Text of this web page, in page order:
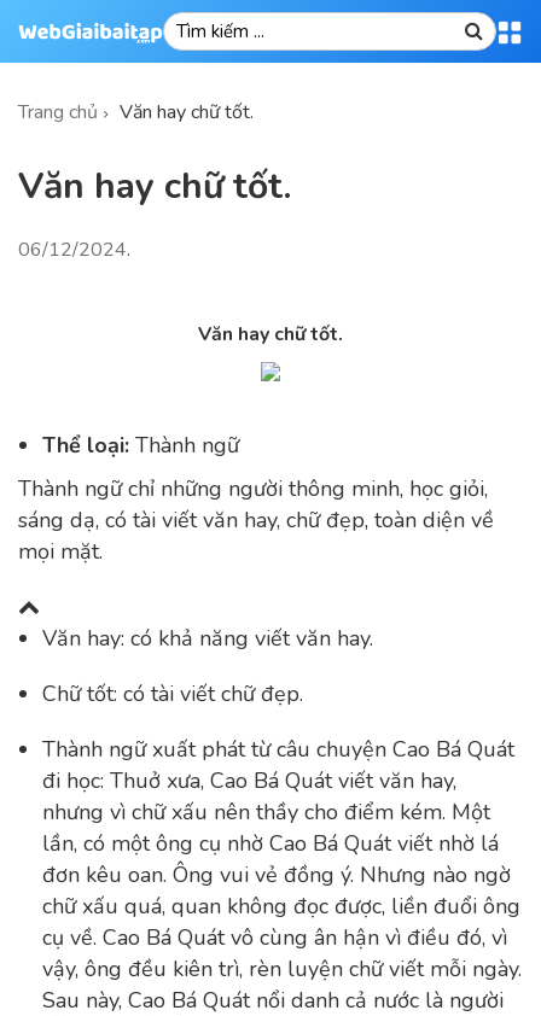
Trang chủ Văn hay chữ tốt.
Văn hay chữ tốt.
06/12/2024.
Văn hay chữ tốt.
Thể loại: Thành ngữ
Thành ngữ chỉ những người thông minh, học giỏi,
sáng dạ, có tài viết văn hay, chữ đẹp, toàn diện về
mọi mặt.
Văn hay: có khả năng viết văn hay.
Chữ tốt: có tài viết chữ đẹp.
Thành ngữ xuất phát từ câu chuyện Cao Bá Quát
đi học: Thuở xưa, Cao Bá Quát viết văn hay,
nhưng vì chữ xấu nên thầy cho điểm kém. Một
lần, có một ông cụ nhờ Cao Bá Quát viết nhờ lá
đơn kêu oan. Ông vui vẻ đồng ý. Nhưng nào ngờ
chữ xấu quá, quan không đọc được, liền đuổi ông
cụ về. Cao Bá Quát vô cùng ân hận vì điều đó, vì
vậy, ông đều kiên trì, rèn luyện chữ viết mỗi ngày.
Sau này, Cao Bá Quát nổi danh cả nước là người